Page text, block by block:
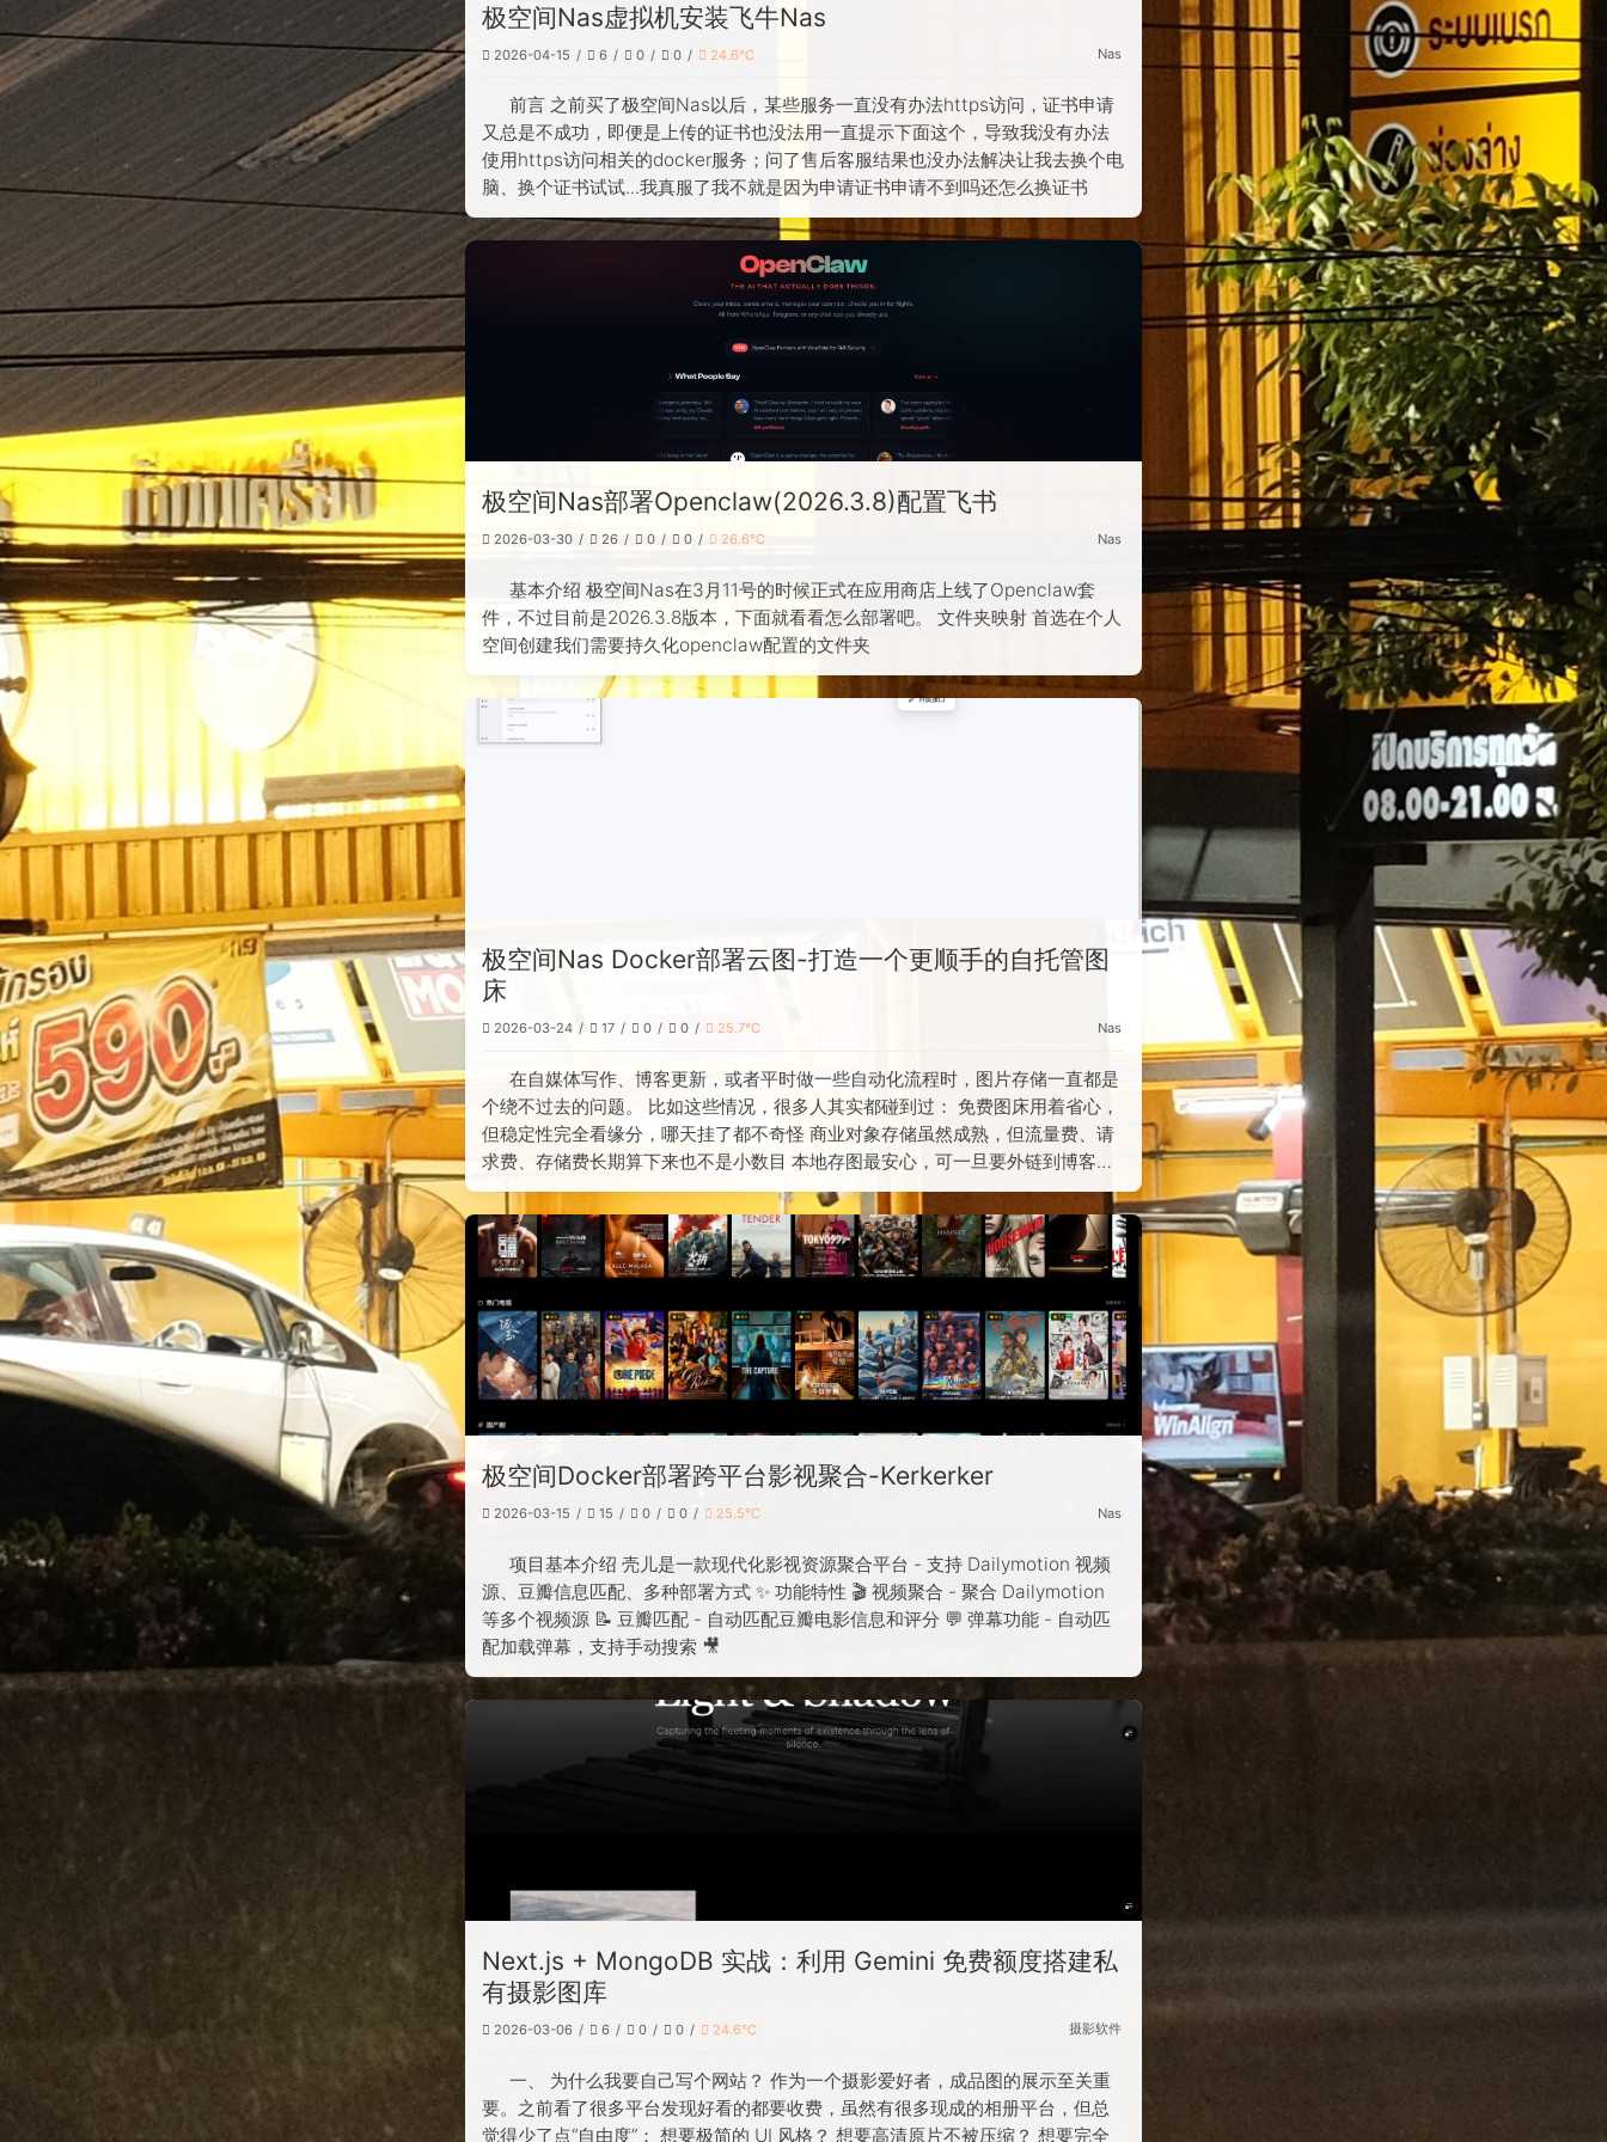
极空间Nas虚拟机安装飞牛Nas
2026-04-15 6 0 0 24.6℃ Nas
前言 之前买了极空间Nas以后，某些服务一直没有办法https访问，证书申请
又总是不成功，即便是上传的证书也没法用一直提示下面这个，导致我没有办法
使用https访问相关的docker服务；问了售后客服结果也没办法解决让我去换个电
脑、换个证书试试...我真服了我不就是因为申请证书申请不到吗还怎么换证书
极空间Nas部署Openclaw(2026.3.8)配置飞书
2026-03-30 26 0 0 26.6℃ Nas
基本介绍 极空间Nas在3月11号的时候正式在应用商店上线了Openclaw套
件，不过目前是2026.3.8版本，下面就看看怎么部署吧。 文件夹映射 首选在个人
空间创建我们需要持久化openclaw配置的文件夹
极空间Nas Docker部署云图-打造一个更顺手的自托管图
床
2026-03-24 17 0 0 25.7℃ Nas
在自媒体写作、博客更新，或者平时做一些自动化流程时，图片存储一直都是
个绕不过去的问题。 比如这些情况，很多人其实都碰到过： 免费图床用着省心，
但稳定性完全看缘分，哪天挂了都不奇怪 商业对象存储虽然成熟，但流量费、请
求费、存储费长期算下来也不是小数目 本地存图最安心，可一旦要外链到博客、
文章或者工作流
极空间Docker部署跨平台影视聚合-Kerkerker
2026-03-15 15 0 0 25.5℃ Nas
项目基本介绍 壳儿是一款现代化影视资源聚合平台 - 支持 Dailymotion 视频
源、豆瓣信息匹配、多种部署方式 ✨ 功能特性 🎬 视频聚合 - 聚合 Dailymotion
等多个视频源 📝 豆瓣匹配 - 自动匹配豆瓣电影信息和评分 💬 弹幕功能 - 自动匹
配加载弹幕，支持手动搜索 🎥
Next.js + MongoDB 实战：利用 Gemini 免费额度搭建私
有摄影图库
2026-03-06 6 0 0 24.6℃ 摄影软件
一、 为什么我要自己写个网站？ 作为一个摄影爱好者，成品图的展示至关重
要。之前看了很多平台发现好看的都要收费，虽然有很多现成的相册平台，但总
觉得少了点“自由度”： 想要极简的 UI 风格？ 想要高清原片不被压缩？ 想要完全